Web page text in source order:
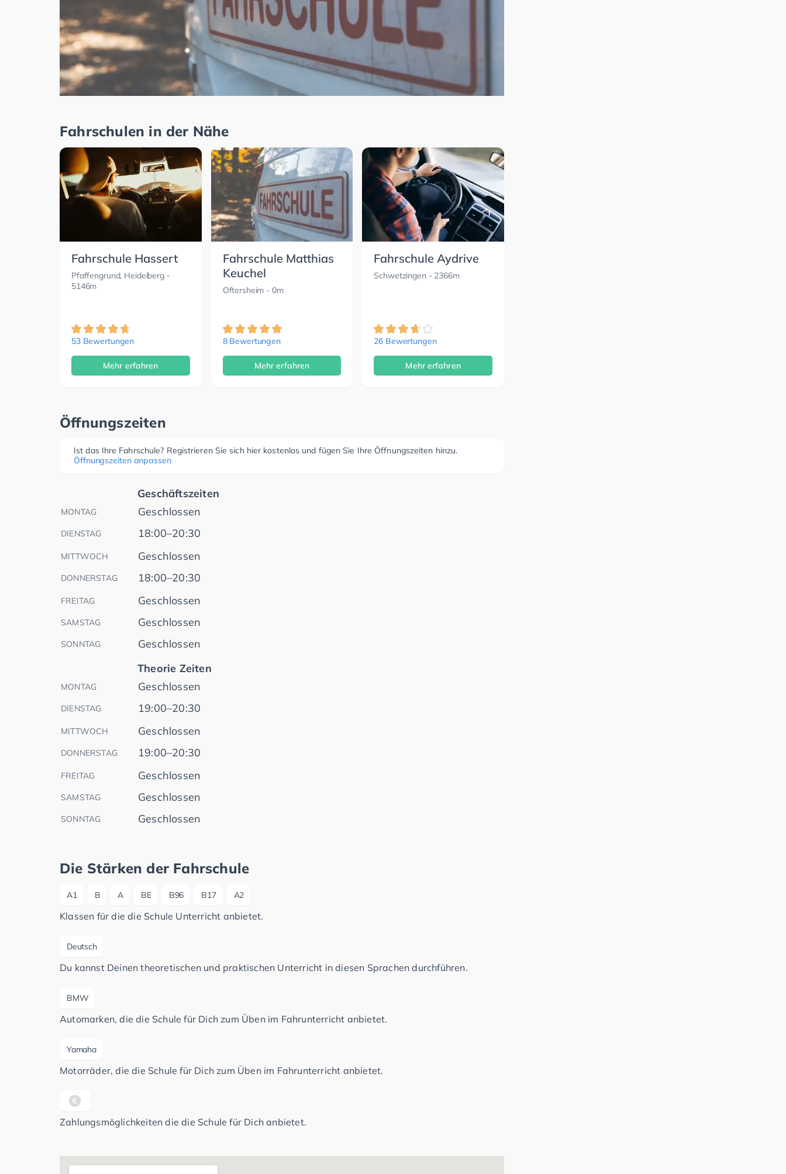
Fahrschulen in der Nähe
Fahrschule Hassert
Pfaffengrund, Heidelberg-
5146m
53 Bewertungen
Mehr erfahren
Fahrschule Matthias
Keuchel
Oftersheim - 0m
8 Bewertungen
Mehr erfahren
Fahrschule Aydrive
Schwetzingen - 2366m
26 Bewertungen
Mehr erfahren
Öffnungszeiten
Ist das Ihre Fahrschule? Registrieren Sie sich hier kostenlos und fügen Sie Ihre Öffnungszeiten hinzu.
Öffnungszeiten anpassen
Geschäftszeiten
MONTAG Geschlossen
DIENSTAG 18:00–20:30
MITTWOCH Geschlossen
DONNERSTAG 18:00–20:30
FREITAG Geschlossen
SAMSTAG Geschlossen
SONNTAG
Geschlossen
Theorie Zeiten
MONTAG Geschlossen
DIENSTAG 19:00–20:30
MITTWOCH Geschlossen
DONNERSTAG 19:00–20:30
FREITAG Geschlossen
SAMSTAG Geschlossen
SONNTAG Geschlossen
Die Stärken der Fahrschule
A1 B A BE B96 B17 A2
Klassen für die die Schule Unterricht anbietet.
Deutsch
Du kannst Deinen theoretischen und praktischen Unterricht in diesen Sprachen durchführen.
BMW
Automarken, die die Schule für Dich zum Üben im Fahrunterricht anbietet.
Yamaha
Motorräder, die die Schule für Dich zum Üben im Fahrunterricht anbietet.
Zahlungsmöglichkeiten die die Schule für Dich anbietet.